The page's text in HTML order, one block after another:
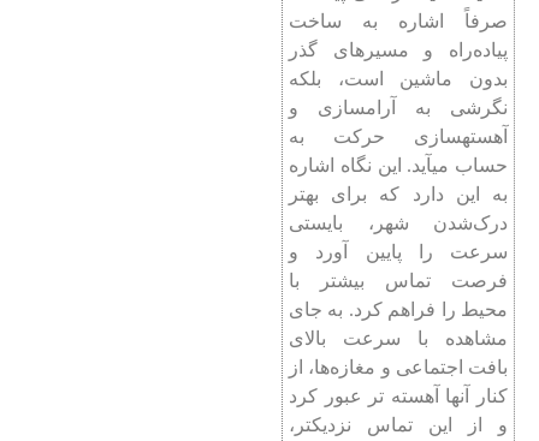
صرفاً اشاره به ساخت
پیاده‌راه و مسیرهای گذر
بدون ماشین است، بلکه
نگرشی به آرامسازی و
آهستهسازی حرکت به
حساب میآيد. این نگاه اشاره
به این دارد که برای بهتر
درک‌شدن شهر، بایستی
سرعت را پایین آورد و
فرصت تماس بیشتر با
محیط را فراهم کرد. به جای
مشاهده با سرعت بالای
بافت اجتماعی و مغازه‌ها، از
کنار آنها آهسته تر عبور کرد
و از این تماس نزدیکتر،